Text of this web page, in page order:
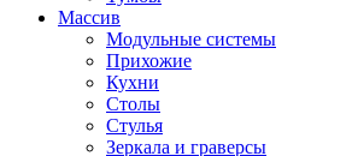
Массив
Модульные системы
Прихожие
Кухни
Столы
Стулья
Зеркала и граверсы